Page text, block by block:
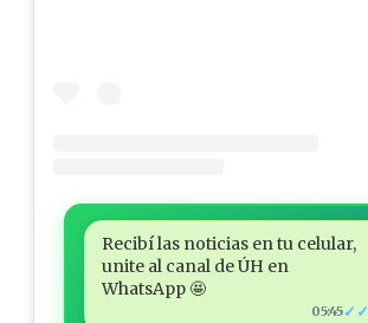
Recibí las noticias en tu celular,
unite al canal de ÚH en
WhatsApp 🤩
05:45✓✓